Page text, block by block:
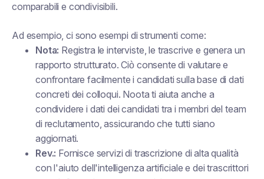
comparabili e condivisibili.
Ad esempio, ci sono esempi di strumenti come:
Nota: Registra le interviste, le trascrive e genera un
rapporto strutturato. Ciò consente di valutare e
confrontare facilmente i candidati sulla base di dati
concreti dei colloqui. Noota ti aiuta anche a
condividere i dati dei candidati tra i membri del team
di reclutamento, assicurando che tutti siano
aggiornati.
Rev.: Fornisce servizi di trascrizione di alta qualità
con l'aiuto dell'intelligenza artificiale e dei trascrittori